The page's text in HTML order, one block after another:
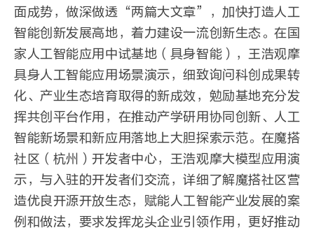
面成势，做深做透“两篇大文章”，加快打造人工
智能创新发展高地，着力建设一流创新生态。在国
家人工智能应用中试基地（具身智能），王浩观摩
具身人工智能应用场景演示，细致询问科创成果转
化、产业生态培育取得的新成效，勉励基地充分发
挥共创平台作用，在推动产学研用协同创新、人工
智能新场景和新应用落地上大胆探索示范。在魔搭
社区（杭州）开发者中心，王浩观摩大模型应用演
示，与入驻的开发者们交流，详细了解魔搭社区营
造优良开源开放生态，赋能人工智能产业发展的案
例和做法，要求发挥龙头企业引领作用，更好推动